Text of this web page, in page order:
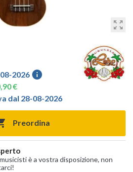
zoom_out_map
2026 info
€
dal 28-08-2026
Preordina
è a vostra disposizione, non